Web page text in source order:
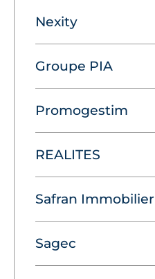
Nexity
Groupe PIA
Promogestim
REALITES
Safran Immobilier
Sagec